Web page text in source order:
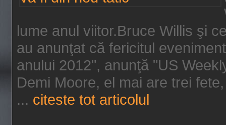
lume anul viitor.Bruce Willis şi
au anunţat că fericitul
anului 2012", anunţă "US
Demi Moore, el mai are trei
... citeste tot articolul